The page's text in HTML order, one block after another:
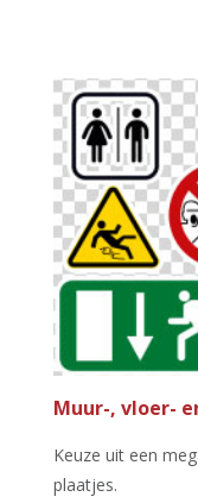
Muur-, vloer-
Keuze uit een
plaatjes.